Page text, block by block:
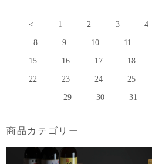
< 1 2 3 4
8 9 10 11
15 16 17 18
22 23 24 25
29 30 31
商品カテゴリー